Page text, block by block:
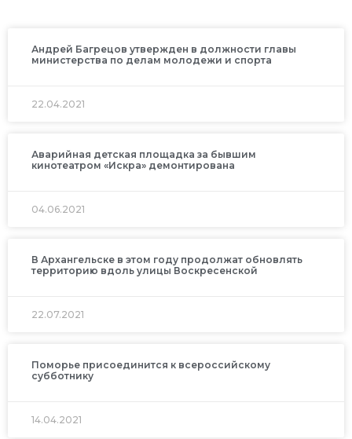
Андрей Багрецов утвержден в должности главы
министерства по делам молодежи и спорта
22.04.2021
Аварийная детская площадка за бывшим
кинотеатром «Искра» демонтирована
04.06.2021
В Архангельске в этом году продолжат обновлять
территорию вдоль улицы Воскресенской
22.07.2021
Поморье присоединится к всероссийскому
субботнику
14.04.2021